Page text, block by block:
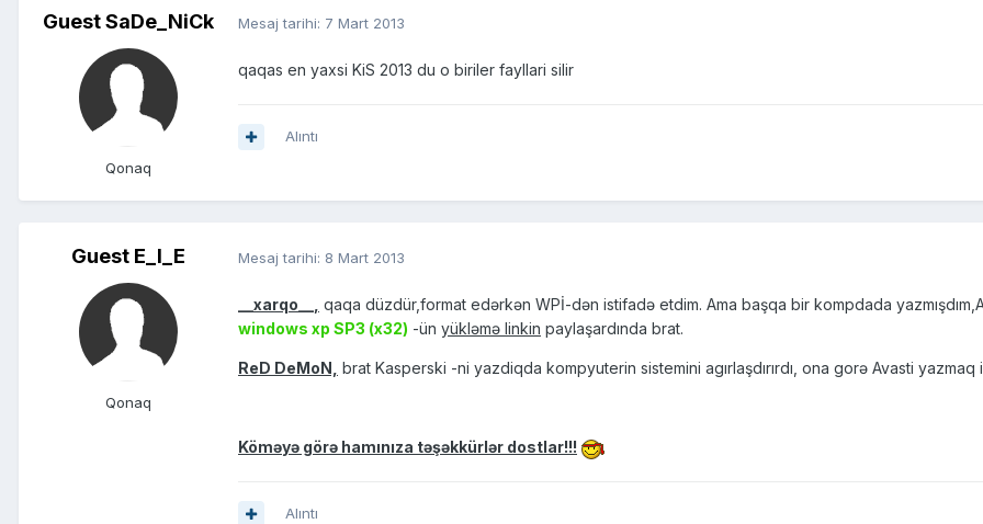
Guest SaDe_NiCk
Qonaq
Mesaj tarihi: 7 Mart 2013
qaqas en yaxsi KiS 2013 du o biriler fayllari silir
Alıntı
Guest E_I_E
Qonaq
Mesaj tarihi: 8 Mart 2013
__xarqo__,
qaqa düzdür,format edərkən WPİ-dən istifadə etdim. Ama başqa bir kompdada
windows xp SP3 (x32) -ün yükləmə linkin paylaşardında brat.
ReD DeMoN, brat Kasperski -ni yazdiqda kompyuterin sistemini agırlaşdırırdı, ona gorə Avasti yazmaq
Köməyə görə hamınıza təşəkkürlər dostlar!!!
Alıntı